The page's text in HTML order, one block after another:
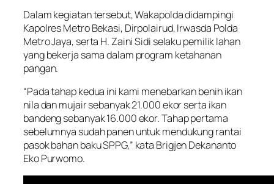
Dalam kegiatan tersebut, Wakapolda didampingi
Kapolres Metro Bekasi, Dirpolairud, Irwasda Polda
Metro Jaya, serta H. Zaini Sidi selaku pemilik lahan
yang bekerja sama dalam program ketahanan
pangan.
“Pada tahap kedua ini kami menebarkan benih ikan
nila dan mujair sebanyak 21.000 ekor serta ikan
bandeng sebanyak 16.000 ekor. Tahap pertama
sebelumnya sudah panen untuk mendukung rantai
pasok bahan baku SPPG,” kata Brigjen Dekananto
Eko Purwomo.